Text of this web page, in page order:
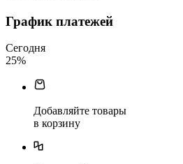
График платежей
Сегодня
25%
Добавляйте товары
в корзину